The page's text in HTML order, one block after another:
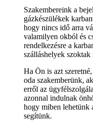
Szakembereink a
gázkészülékek
hogy nincs idő arra
valamilyen okból és
rendelkezésre a
szálláshelyek
Ha Ön is azt
oda szakemberünk,
erről az
azonnal indulnak
hogy miben lehetünk
segítünk.